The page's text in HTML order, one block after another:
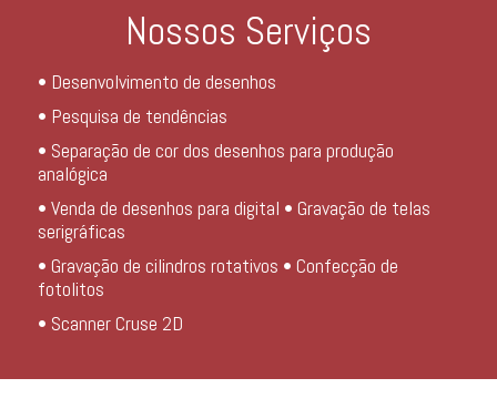
Nossos Serviços
• Desenvolvimento de desenhos
• Pesquisa de tendências
• Separação de cor dos desenhos para produção
analógica
• Venda de desenhos para digital • Gravação de telas
serigráficas
• Gravação de cilindros rotativos • Confecção de
fotolitos
• Scanner Cruse 2D